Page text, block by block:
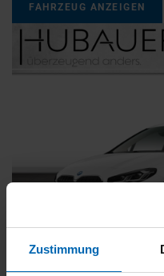
Zustimmung
FAHRZEUG ANZEIGEN
BMW 225